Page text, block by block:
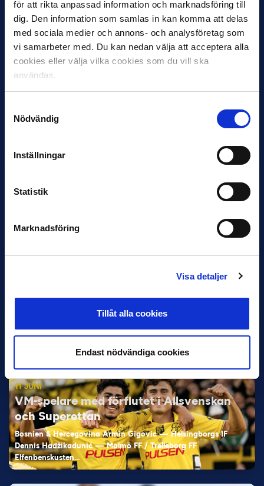
för att rikta anpassad information och marknadsföring till
dig. Den information som samlas in kan komma att delas
med sociala medier och annons- och analysföretag som
vi samarbeter med. Du kan nedan välja att acceptera alla
cookies eller välja vilka cookies som du vill ska
användas.
Nödvändig
Inställningar
Statistik
Marknadsföring
Visa detaljer
Tillåt alla cookies
Endast nödvändiga cookies
Helstrup ny tränare i Malmö FF
Favorit i repris för Sirius i maj
Samma vinnare som i…
11 JUNI
VM-spelare med förflutet i Allsvenskan
och Superettan
Bosnien & Hercegovina Armin Gigovic — Helsingborgs IF
Dennis Hadžikadunić — Malmö FF / Trelleborg FF
Elfenbenskusten…